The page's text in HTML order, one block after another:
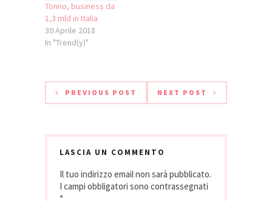
Tonno, business da
1,3 mld in Italia
30 Aprile 2018
In "Trend(y)"
PREVIOUS POST NEXT POST
LASCIA UN COMMENTO
Il tuo indirizzo email non sarà pubblicato.
I campi obbligatori sono contrassegnati
*